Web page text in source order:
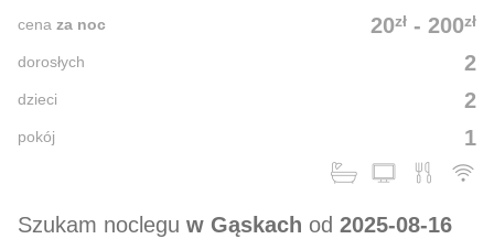
20zł - 200zł
cena za noc
2
dorosłych
2
dzieci
1
pokój
Szukam noclegu w Gąskach od 2025-08-16